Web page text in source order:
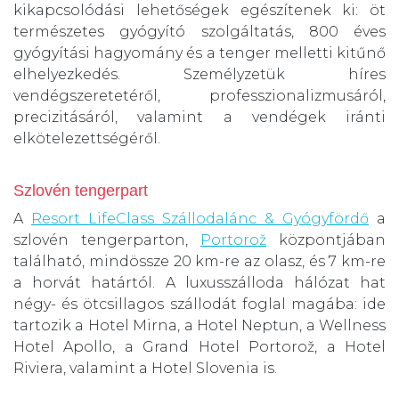
kikapcsolódási lehetőségek egészítenek ki: öt
természetes gyógyító szolgáltatás, 800 éves
gyógyítási hagyomány és a tenger melletti kitűnő
elhelyezkedés. Személyzetük híres
vendégszeretetéről, professzionalizmusáról,
precizitásáról, valamint a vendégek iránti
elkötelezettségéről.
Szlovén tengerpart
A Resort LifeClass Szállodalánc & Gyógyfördő a
szlovén tengerparton,
Portorož központjában
található, mindössze 20 km-re az olasz, és 7 km-re
a horvát határtól. A luxusszálloda hálózat hat
négy- és ötcsillagos szállodát foglal magába: ide
tartozik a Hotel Mirna, a Hotel Neptun, a Wellness
Hotel Apollo, a Grand Hotel Portorož, a Hotel
Riviera, valamint a Hotel Slovenia is.